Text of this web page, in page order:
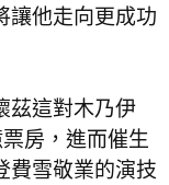
讓他走向更成功
茲這對木乃伊
房，進而催生
費雪敬業的演技